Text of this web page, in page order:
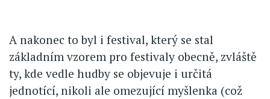
A nakonec to byl i festival, který se stal
základním vzorem pro festivaly obecně, zvláště
ty, kde vedle hudby se objevuje i určitá
jednotící, nikoli ale omezující myšlenka (což